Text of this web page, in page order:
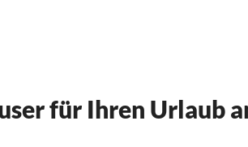
für Ihren Urlaub